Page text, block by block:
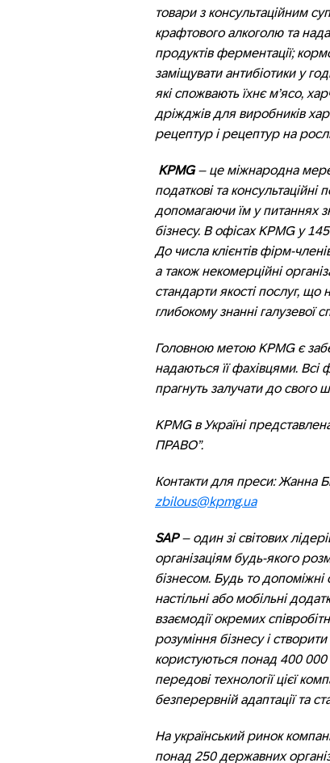
товари з консультаційним
крафтового алкоголю та
продуктів ферментації;
заміщувати антибіотики у
які спожвають їхнє м’ясо,
дріжджів для виробників
рецептур і рецептур на
KPMG– це міжнародна
податкові та
допомагаючи їм у питаннях
бізнесу. В офісах KPMG у
До числа клієнтів фірм-
а також некомерційні
стандарти якості послуг, що
глибокому знанні галузевої
Головною метою KPMG є
надаються її фахівцями.
прагнуть залучати до свого
KPMG в Україні
ПРАВО”.
Контакти для преси: Жанна
zbilous@kpmg.ua
SAP– один зі світових
організаціям будь-якого
бізнесом. Будь то
настільні або мобільні
взаємодії окремих
розуміння бізнесу і
користуються понад 400 000
передові технології цієї
безперервній адаптації та
На український ринок
понад 250 державних